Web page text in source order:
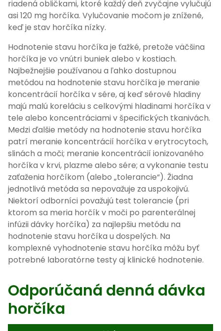
riadená obličkami, ktoré každý deň zvyčajne vylučujú
asi 120 mg horčíka. Vylučovanie močom je znížené,
keď je stav horčíka nízky.
Hodnotenie stavu horčíka je ťažké, pretože väčšina
horčíka je vo vnútri buniek alebo v kostiach.
Najbežnejšie používanou a ľahko dostupnou
metódou na hodnotenie stavu horčíka je meranie
koncentrácií horčíka v sére, aj keď sérové hladiny
majú malú koreláciu s celkovými hladinami horčíka v
tele alebo koncentráciami v špecifických tkanivách.
Medzi ďalšie metódy na hodnotenie stavu horčíka
patrí meranie koncentrácií horčíka v erytrocytoch,
slinách a moči; meranie koncentrácií ionizovaného
horčíka v krvi, plazme alebo sére; a vykonanie testu
zaťaženia horčíkom (alebo „tolerancie“). Žiadna
jednotlivá metóda sa nepovažuje za uspokojivú.
Niektorí odborníci považujú test tolerancie (pri
ktorom sa meria horčík v moči po parenterálnej
infúzii dávky horčíka) za najlepšiu metódu na
hodnotenie stavu horčíka u dospelých. Na
komplexné vyhodnotenie stavu horčíka môžu byť
potrebné laboratórne testy aj klinické hodnotenie.
Odporúčaná denná dávka
horčíka